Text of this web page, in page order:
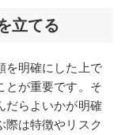
立てる
を明確にした上で
とが重要です。そ
だらよいかが明確
際は特徴やリスク